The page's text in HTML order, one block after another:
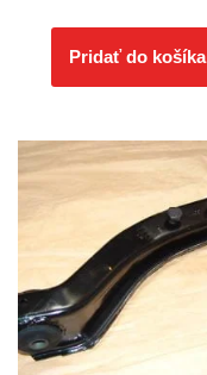
Pridať do košíka